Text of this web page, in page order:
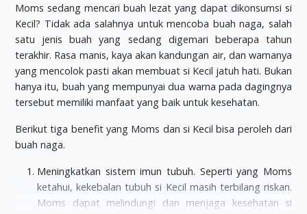
Moms sedang mencari buah lezat yang dapat dikonsumsi si
Kecil? Tidak ada salahnya untuk mencoba buah naga, salah
satu jenis buah yang sedang digemari beberapa tahun
terakhir. Rasa manis, kaya akan kandungan air, dan warnanya
yang mencolok pasti akan membuat si Kecil jatuh hati. Bukan
hanya itu, buah yang mempunyai dua warna pada dagingnya
tersebut memiliki manfaat yang baik untuk kesehatan.
Berikut tiga benefit yang Moms dan si Kecil bisa peroleh dari
buah naga.
Meningkatkan sistem imun tubuh. Seperti yang Moms
ketahui, kekebalan tubuh si Kecil masih terbilang riskan.
Moms dapat melindungi dan menjaga kesehatan si